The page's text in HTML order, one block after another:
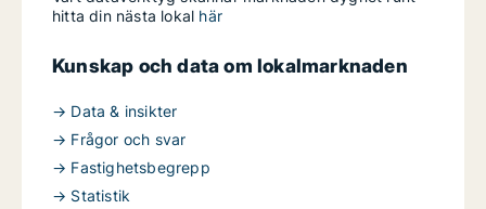
hitta din nästa lokal här
Kunskap och data om lokalmarknaden
→ Data & insikter
→ Frågor och svar
→ Fastighetsbegrepp
→ Statistik